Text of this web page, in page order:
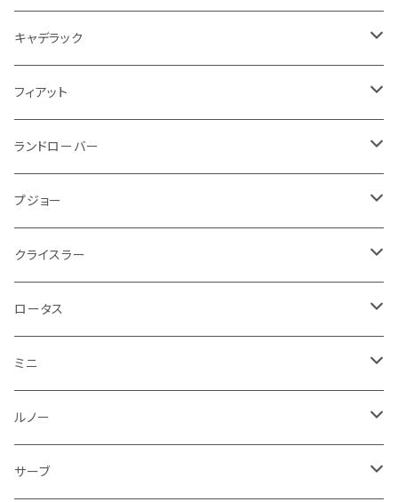
フィアット
クライスラー
サーブ
ベントレー
ロータス
ポルシェ
ヒュンダイ
その他
ルノー
サーブ
フォード
ミニ
ロータス
マセラティ
ロールスロイス
ポルシェ
ヒュンダイ
ロータス
メルセデス ベンツ
ミニ
プジョー
ポルシェ
ルノー
サーブ
フォルクスワーゲン
ボルボ
クーラント
その他
マフラー
ライト系
ブレーキランプ
方向指示器
ドア系
エアコン系
ブレーキ系
ブレーキランプ
外装系
タイヤ回り系
ホイール
泥除け
ガソリンタンク
フロントワイパー
携帯・スマホホルダー
クッション
ステッカー
ハンドガード
スロットル
シートカバー
バイク その他
バイク フェンダー系
足回り
サスペンション
オイル系
泥除け
ホイール
フロントバンパー回り
グリル
ライト系
トランクマット
ドア回り
タンク系
ケーブル系
バンパー回り
ライト系
ウインカー
その他
リアバンパー
エンジン系
ケーブル系
エンジン系
その他
ドア回り
排気系
ガスケット
ダッシュボード
タイヤ回り
泥除け
ドア回り
ワイパー
キーホルダー
フロアマット
収納用品
キャデラック
フロアマット
フィアット
フロアマット
フロントワイパー
リアワイパー
ランドローバー
フロアマット
ダッシュボード
トランクマット
ライト系
ウインカー
ワイパー
ミラー
プジョー
フロアマット
その他
ライト系
ブレーキランプ
ウインカー
トランクマット
ワイパー
クライスラー
フロアマット
ロータス
フロアマット
ミニ
フロアマット
ルノー
フロアマット
サーブ